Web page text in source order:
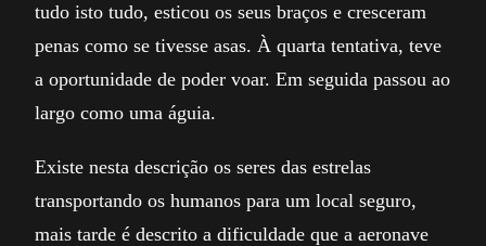
tudo isto tudo, esticou os seus braços e cresceram
penas como se tivesse asas. À quarta tentativa, teve
a oportunidade de poder voar. Em seguida passou ao
largo como uma águia.
Existe nesta descrição os seres das estrelas
transportando os humanos para um local seguro,
mais tarde é descrito a dificuldade que a aeronave